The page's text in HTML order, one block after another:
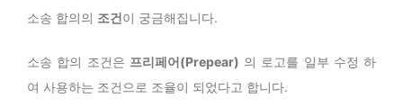
소송 합의의 조건이 궁금해집니다.
소송 합의 조건은 프리페어(Prepear) 의 로고를 일부 수정 하
여 사용하는 조건으로 조율이 되었다고 합니다.